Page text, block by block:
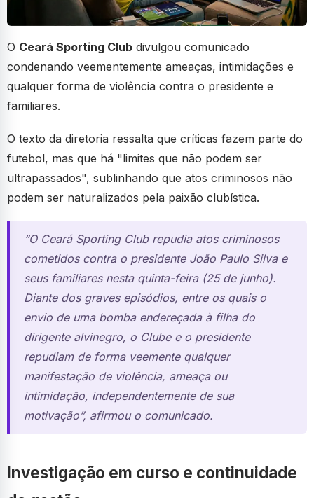
O Ceará Sporting Club divulgou comunicado
condenando veementemente ameaças, intimidações e
qualquer forma de violência contra o presidente e
familiares.
O texto da diretoria ressalta que críticas fazem parte do
futebol, mas que há "limites que não podem ser
ultrapassados", sublinhando que atos criminosos não
podem ser naturalizados pela paixão clubística.
“O Ceará Sporting Club repudia atos criminosos
cometidos contra o presidente João Paulo Silva e
seus familiares nesta quinta-feira (25 de junho).
Diante dos graves episódios, entre os quais o
envio de uma bomba endereçada à filha do
dirigente alvinegro, o Clube e o presidente
repudiam de forma veemente qualquer
manifestação de violência, ameaça ou
intimidação, independentemente de sua
motivação”, afirmou o comunicado.
Investigação em curso e continuidade